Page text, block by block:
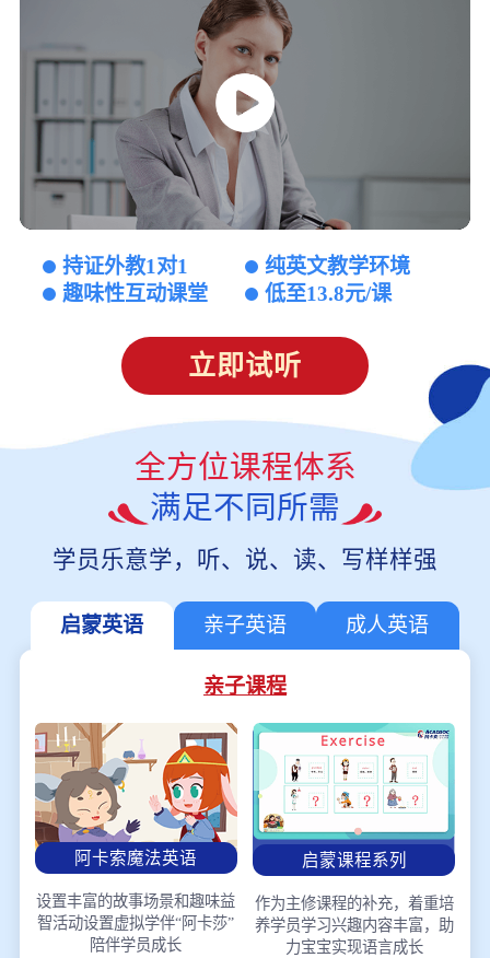
持证外教1对1
纯英文教学环境
趣味性互动课堂
低至13.8元/课
立即试听
全方位课程体系
满足不同所需
学员乐意学，听、说、读、写样样强
启蒙英语 亲子英语 成人英语
亲子课程
阿卡索魔法英语
设置丰富的故事场景和趣味益
智活动设置虚拟学伴“阿卡莎”
陪伴学员成长
启蒙课程系列
作为主修课程的补充，着重培
养学员学习兴趣内容丰富，助
力宝宝实现语言成长